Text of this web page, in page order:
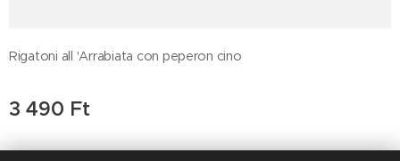
Rigatoni all 'Arrabiata con peperon cino
3 490 Ft